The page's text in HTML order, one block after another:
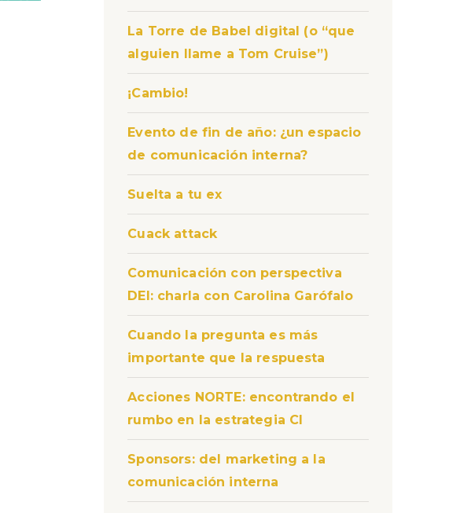
La Torre de Babel digital (o “que
alguien llame a Tom Cruise”)
¡Cambio!
Evento de fin de año: ¿un espacio
de comunicación interna?
Suelta a tu ex
Cuack attack
Comunicación con perspectiva
DEI: charla con Carolina Garófalo
Cuando la pregunta es más
importante que la respuesta
Acciones NORTE: encontrando el
rumbo en la estrategia CI
Sponsors: del marketing a la
comunicación interna